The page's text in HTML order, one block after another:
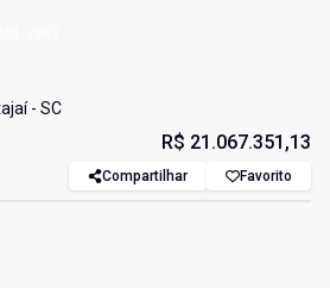
- SC
R$ 21.067.351,13
Compartilhar Favorito